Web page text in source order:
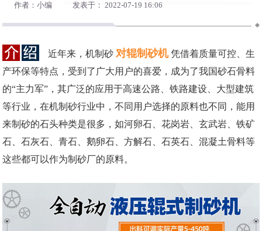
作者：小编 发表于： 2022-07-19 16:06
近年来，机制砂 对辊制砂机 凭借着质量可控、生
产环保等特点，受到了广大用户的喜爱，成为了我国砂石骨料
的“主力军”，其广泛的应用于高速公路、铁路建设、大型建筑
等行业，在机制砂行业中，不同用户选择的原料也不同，能用
来制砂的石头种类是很多，如河卵石、花岗岩、玄武岩、铁矿
石、石灰石、青石、鹅卵石、方解石、石英石、混凝土骨料等
这些都可以作为制砂厂的原料。